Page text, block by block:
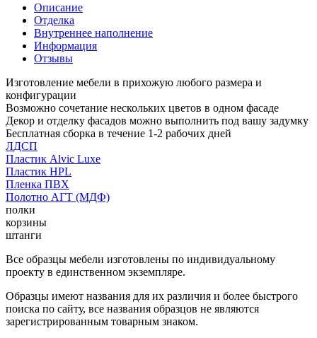
Описание
Отделка
Внутреннее наполнение
Информация
Отзывы
Изготовление мебели в прихожую любого размера и
конфигурации
Возможно сочетание нескольких цветов в одном фасаде
Декор и отделку фасадов можно выполнить под вашу задумку
Бесплатная сборка в течение 1-2 рабочих дней
ЛДСП
Пластик Alvic Luxe
Пластик HPL
Пленка ПВХ
Полотно АГТ (МДФ)
полки
корзины
штанги
Все образцы мебели изготовлены по индивидуальному
проекту в единственном экземпляре.
Образцы имеют названия для их различия и более быстрого
поиска по сайту, все названия образцов не являются
зарегистрированным товарным знаком.